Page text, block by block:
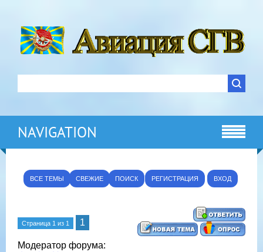
NAVIGATION
ВСЕ ТЕМЫ СВЕЖИЕ ПОИСК РЕГИСТРАЦИЯ ВХОД
Страница 1 из 1 1
Модератор форума: